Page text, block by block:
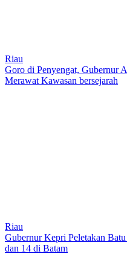
Riau
Goro di Penyengat, Gubernur
Merawat Kawasan bersejarah
Riau
Gubernur Kepri Peletakan
dan 14 di Batam